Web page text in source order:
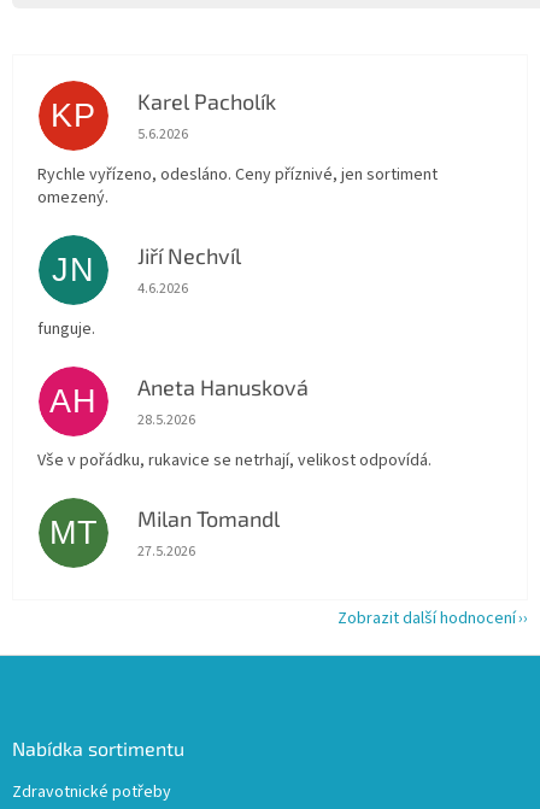
KP Karel Pacholík
Hodnocení obchodu je 4 z 5 hvězdiček.
5.6.2026
Rychle vyřízeno, odesláno. Ceny příznivé, jen sortiment
omezený.
JN Jiří Nechvíl
Hodnocení obchodu je 5 z 5 hvězdiček.
4.6.2026
funguje.
AH Aneta Hanusková
Hodnocení obchodu je 5 z 5 hvězdiček.
28.5.2026
Vše v pořádku, rukavice se netrhají, velikost odpovídá.
MT Milan Tomandl
Hodnocení obchodu je 5 z 5 hvězdiček.
27.5.2026
Zobrazit další hodnocení
Nabídka sortimentu
Zdravotnické potřeby